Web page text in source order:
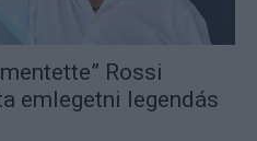
Rossi
emlegetni legendás